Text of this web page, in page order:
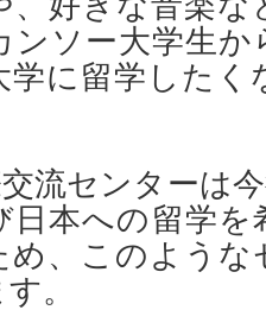
ンソー大学生
学に留学した
流センターは
日本への留学を
め、このような
。